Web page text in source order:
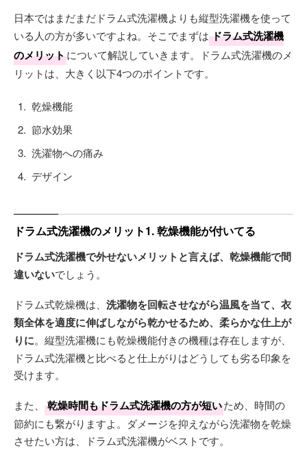
日本ではまだまだドラム式洗濯機よりも縦型洗濯機を使って
いる人の方が多いですよね。そこでまずは ドラム式洗濯機
のメリットについて解説していきます。ドラム式洗濯機のメ
リットは、大きく以下4つのポイントです。
乾燥機能
節水効果
洗濯物への痛み
デザイン
ドラム式洗濯機のメリット1. 乾燥機能が付いてる
ドラム式洗濯機で外せないメリットと言えば、乾燥機能で間
違いないでしょう。
ドラム式乾燥機は、 洗濯物を回転させながら温風を当て、衣
類全体を適度に伸ばしながら乾かせるため、柔らかな仕上が
りに。縦型洗濯機にも乾燥機能付きの機種は存在しますが、
ドラム式洗濯機と比べると仕上がりはどうしても劣る印象を
受けます。
また、 乾燥時間もドラム式洗濯機の方が短いため、時間の
節約にも繋がりますよ。ダメージを抑えながら洗濯物を乾燥
させたい方は、ドラム式洗濯機がベストです。